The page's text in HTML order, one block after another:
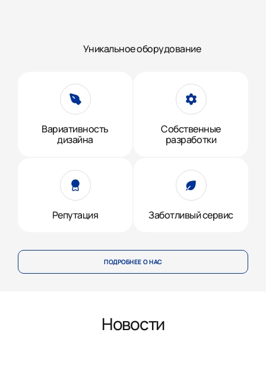
Уникальное оборудование
Вариативность
дизайна
Собственные
разработки
Репутация Заботливый сервис
ПОДРОБНЕЕ О НАС
Новости